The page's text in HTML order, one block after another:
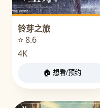
铃芽之旅
⭐ 8.6
4K
🏠 想看/预约